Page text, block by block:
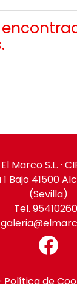
Marco S.L. ·
Bajo 41500
(Sevilla)
Tel.